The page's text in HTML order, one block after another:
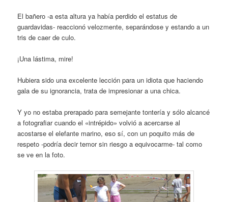
El bañero -a esta altura ya había perdido el estatus de
guardavidas- reaccionó velozmente, separándose y estando a un
tris de caer de culo.
¡Una lástima, mire!
Hubiera sido una excelente lección para un idiota que haciendo
gala de su ignorancia, trata de impresionar a una chica.
Y yo no estaba prerapado para semejante tontería y sólo alcancé
a fotografiar cuando el «intrépido» volvió a acercarse al
acostarse el elefante marino, eso sí, con un poquito más de
respeto -podría decir temor sin riesgo a equivocarme- tal como
se ve en la foto.